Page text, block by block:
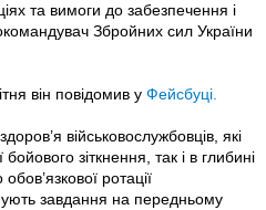
та вимоги до забезпечення і
Збройних сил України
він повідомив у Фейсбуці.
військовослужбовців, які
зіткнення, так і в глибині
ротації
завдання на передньому